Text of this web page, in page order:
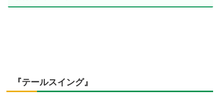
『テールスイング』